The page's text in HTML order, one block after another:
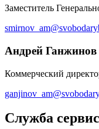
Заместитель
Андрей Ганжинов
Коммерческий
Служба